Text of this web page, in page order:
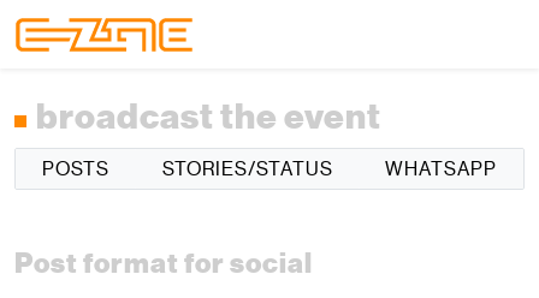
broadcast the event
POSTS STORIES/STATUS WHATSAPP
Post format for social